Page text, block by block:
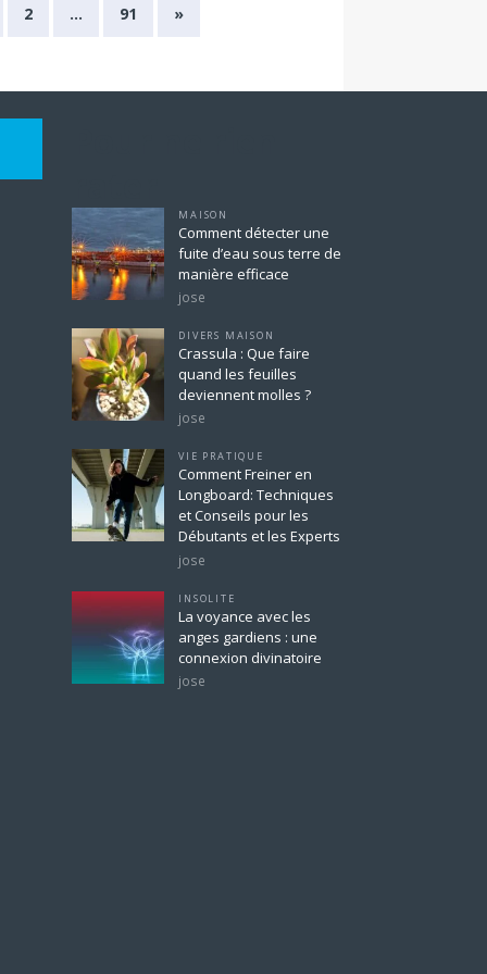
2 … 91 »
MAISON
Comment détecter une
fuite d’eau sous terre de
manière efficace
jose
DIVERS MAISON
Crassula : Que faire
quand les feuilles
deviennent molles ?
jose
VIE PRATIQUE
Comment Freiner en
Longboard: Techniques
et Conseils pour les
Débutants et les Experts
jose
INSOLITE
La voyance avec les
anges gardiens : une
connexion divinatoire
jose